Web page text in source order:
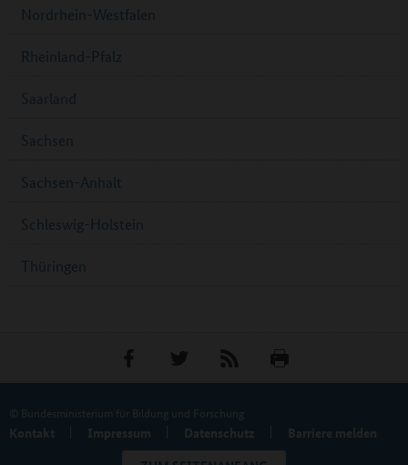
Nordrhein-Westfalen
Rheinland-Pfalz
Saarland
Sachsen
Sachsen-Anhalt
Schleswig-Holstein
Thüringen
© Bundesministerium für Bildung und Forschung
Kontakt Impressum Datenschutz Barriere melden